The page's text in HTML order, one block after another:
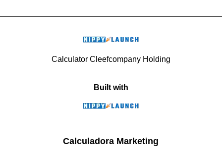
Calculator Cleefcompany Holding
Built with
Calculadora Marketing